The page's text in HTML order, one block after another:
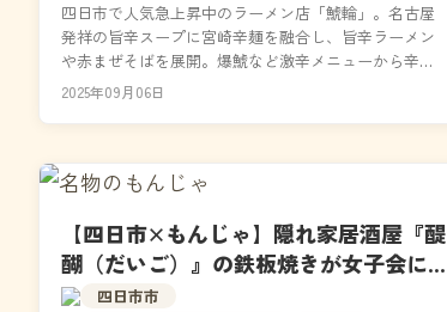
四日市で人気急上昇中のラーメン店「鯱輪」。名古屋
発祥の旨辛スープに宮崎辛麺を融合し、旨辛ラーメン
や赤まぜそばを展開。爆鯱など激辛メニューから辛味
別皿対応の安心オーダーまで幅広く対応。追い飯や豊
2025年09月06日
【四日市×もんじゃ】隠れ家居酒屋『醍
醐（だいご）』の鉄板焼きが女子会に
も大人気！アクセス＆メニューも解説
四日市市